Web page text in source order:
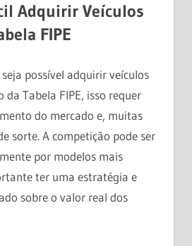
Adquirir Veículos
FIPE
possível adquirir veículos
da Tabela FIPE, isso requer
do mercado e, muitas
sorte. A competição pode ser
por modelos mais
ter uma estratégia e
sobre o valor real dos